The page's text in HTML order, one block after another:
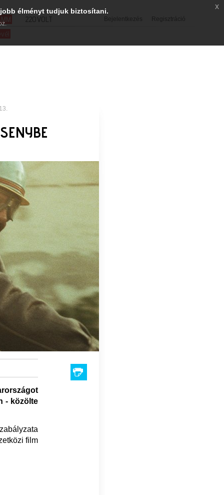
Bejelentkezés Regisztráció
220VOLT
- közölte
film
élményt tudjuk biztosítani.
x